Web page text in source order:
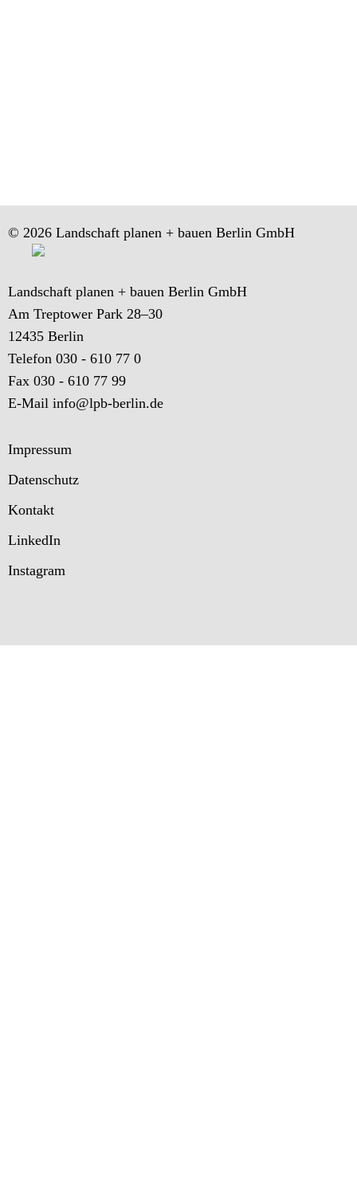
© 2026 Landschaft planen + bauen Berlin GmbH
Landschaft planen + bauen Berlin GmbH
Am Treptower Park 28–30
12435 Berlin
Telefon 030 - 610 77 0
Fax 030 - 610 77 99
E-Mail info@lpb-berlin.de
Impressum
Datenschutz
Kontakt
LinkedIn
Instagram